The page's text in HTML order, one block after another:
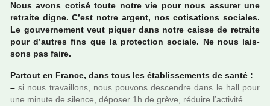
Nous avons cotisé toute notre vie pour nous assu­rer une
retraite digne. C’est notre argent, nos coti­sa­tions socia­les.
Le gou­ver­ne­ment veut piquer dans notre caisse de retraite
pour d’autres fins que la pro­tec­tion sociale. Ne nous lais­
sons pas faire.
Partout en France, dans tous les établissements de santé :
– si nous tra­vaillons, nous pou­vons des­cen­dre dans le hall pour
une minute de silence, dépo­ser 1h de grève, réduire l’acti­vité